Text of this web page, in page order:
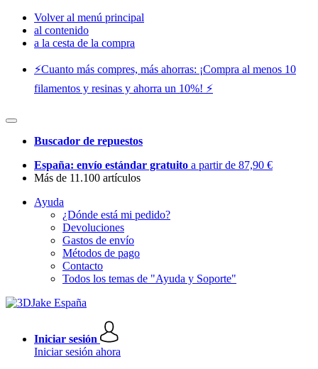
Volver al menú principal
al contenido
a la cesta de la compra
⚡️Cuanto más compres, más ahorras: ¡Compra al menos 10
filamentos y resinas y ahorra un 10%! ⚡️
Buscador de repuestos
España: envío estándar gratuito a partir de 87,90 €
Más de 11.100 artículos
Ayuda
¿Dónde está mi pedido?
Devoluciones
Gastos de envío
Métodos de pago
Contacto
Todos los temas de "Ayuda y Soporte"
Iniciar sesión
Iniciar sesión ahora